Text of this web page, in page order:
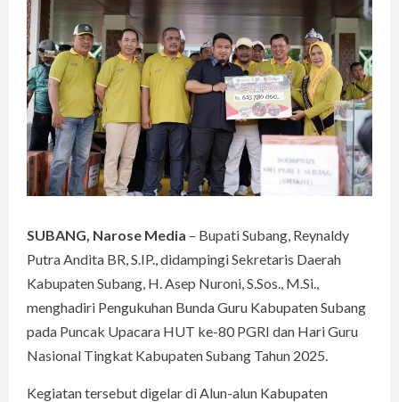
SUBANG, Narose Media – Bupati Subang, Reynaldy
Putra Andita BR, S.IP., didampingi Sekretaris Daerah
Kabupaten Subang, H. Asep Nuroni, S.Sos., M.Si.,
menghadiri Pengukuhan Bunda Guru Kabupaten Subang
pada Puncak Upacara HUT ke-80 PGRI dan Hari Guru
Nasional Tingkat Kabupaten Subang Tahun 2025.
Kegiatan tersebut digelar di Alun-alun Kabupaten